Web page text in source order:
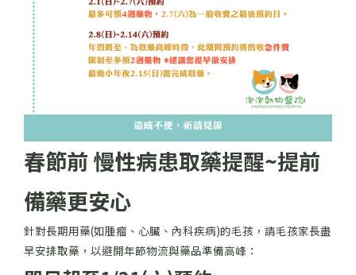
春節前 慢性病患取藥提醒~提前
備藥更安心
針對長期用藥(如腫瘤、心臟、內科疾病)的毛孩，請毛孩家長盡
早安排取藥，以避開年節物流與藥品準備高峰：